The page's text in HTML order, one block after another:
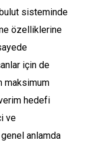
sisteminde
özelliklerine
için de
maksimum
hedefi
ve
anlamda